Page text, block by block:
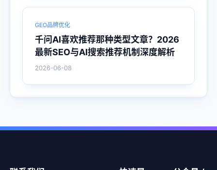
GEO品牌优化
千问AI喜欢推荐那种类型文章？2026
最新SEO与AI搜索推荐机制深度解析
2026-06-08